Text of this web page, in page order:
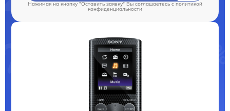
Нажимая на кнопку "Оставить заявку" Вы соглашаетесь c политикой
конфиденциальности